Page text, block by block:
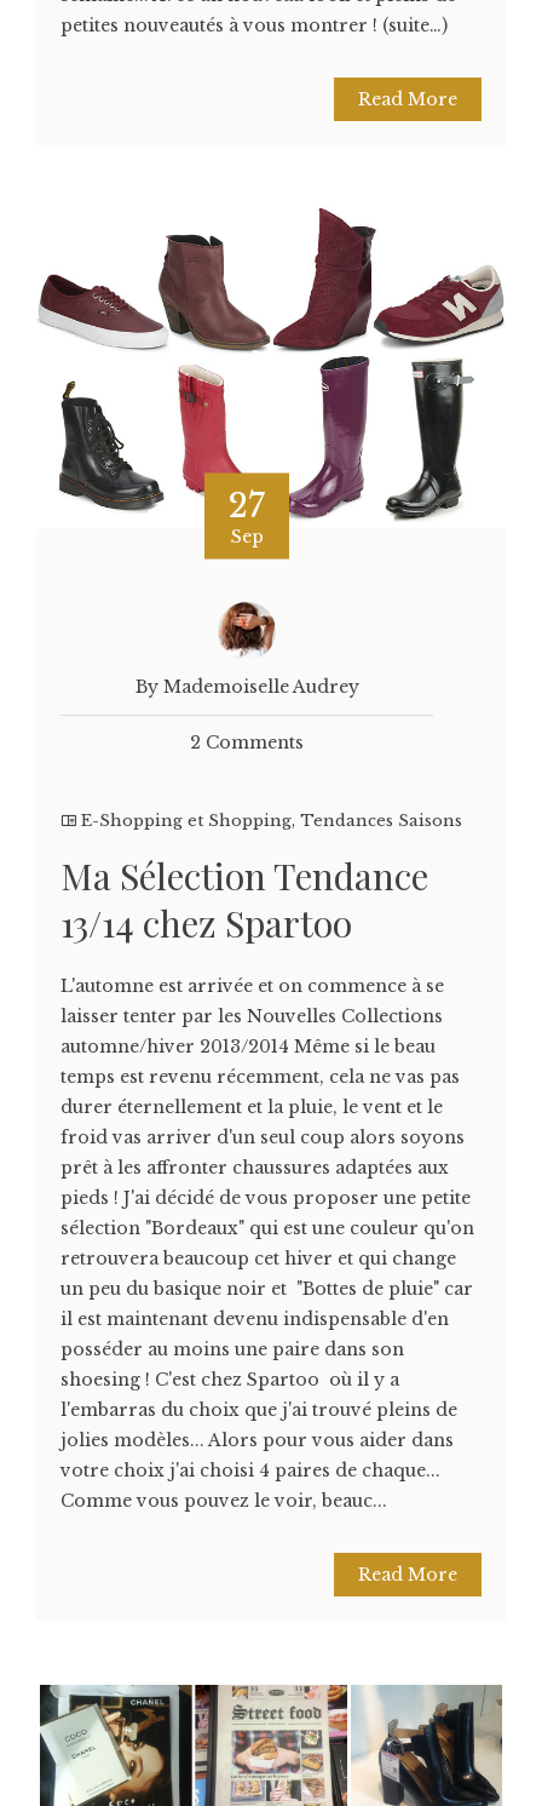
petites nouveautés à vous montrer ! (suite…)
Read More
27
Sep
By Mademoiselle Audrey
2 Comments
E-Shopping et Shopping, Tendances Saisons
Ma Sélection Tendance
13/14 chez Spartoo
L'automne est arrivée et on commence à se
laisser tenter par les Nouvelles Collections
automne/hiver 2013/2014 Même si le beau
temps est revenu récemment, cela ne vas pas
durer éternellement et la pluie, le vent et le
froid vas arriver d'un seul coup alors soyons
prêt à les affronter chaussures adaptées aux
pieds ! J'ai décidé de vous proposer une petite
sélection "Bordeaux" qui est une couleur qu'on
retrouvera beaucoup cet hiver et qui change
un peu du basique noir et "Bottes de pluie" car
il est maintenant devenu indispensable d'en
posséder au moins une paire dans son
shoesing ! C'est chez Spartoo où il y a
l'embarras du choix que j'ai trouvé pleins de
jolies modèles... Alors pour vous aider dans
votre choix j'ai choisi 4 paires de chaque...
Comme vous pouvez le voir, beauc...
Read More